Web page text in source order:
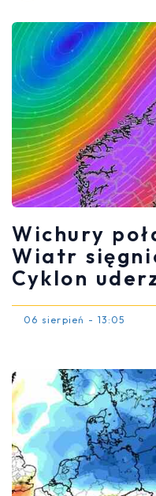
Wichury
Wiatr
Cyklon
06 sierpień - 13:05